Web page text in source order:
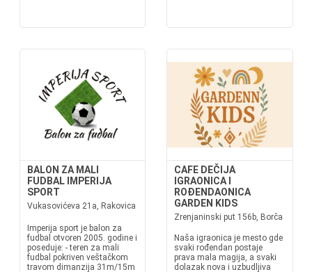
BALON ZA MALI
FUDBAL IMPERIJA
SPORT
Vukasovićeva 21a, Rakovica
Imperija sport je balon za
fudbal otvoren 2005. godine i
poseduje: - teren za mali
fudbal pokriven veštačkom
travom dimanzija 31m/15m
CAFE DEČIJA
IGRAONICA I
ROĐENDAONICA
GARDEN KIDS
Zrenjaninski put 156b, Borča
Naša igraonica je mesto gde
svaki rođendan postaje
prava mala magija, a svaki
dolazak nova i uzbudljiva